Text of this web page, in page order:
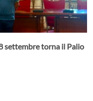
settembre torna il Palio